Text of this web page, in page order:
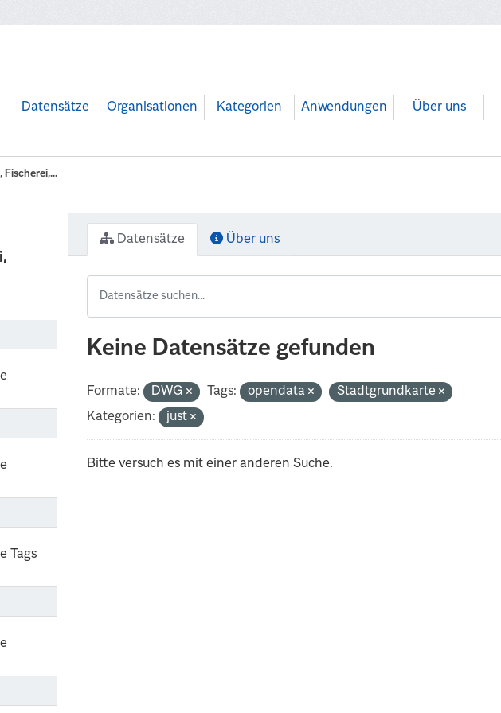
Datensätze Organisationen Kategorien Anwendungen Über uns
Fischerei,...
Tags
Datensätze Über uns
Keine Datensätze gefunden
Formate: DWG Tags: opendata
Stadtgrundkarte
Kategorien:
just
Bitte versuch es mit einer anderen Suche.